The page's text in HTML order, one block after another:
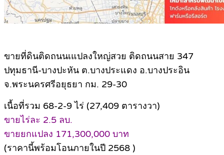
ขายที่ดินติดถนนเแปลงใหญ่สวย ติดถนนสาย 347
ปทุมธานี-บางปะหัน ต.บางประแดง อ.บางประอิน
จ.พระนครศรีอยุธยา กม. 29-30
เนื้อที่รวม 68-2-9 ไร่ (27,409 ตารางวา)
ขายไร่ละ 2.5 ลบ.
ขายยกแปลง 171,300,000 บาท
(ราคานี้พร้อมโอนภายในปี 2568 )